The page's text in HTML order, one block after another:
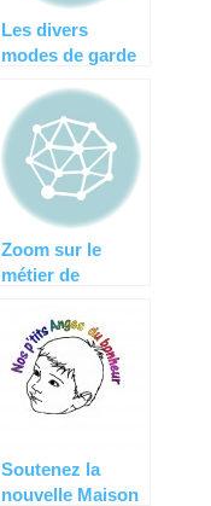
Les divers
modes de garde
le bon choix !
Zoom sur le
métier de
Soutenez la
nouvelle Maison